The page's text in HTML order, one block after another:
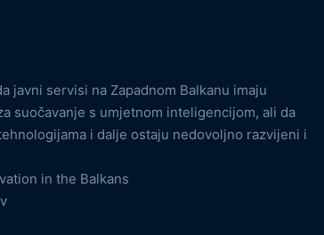
javni servisi na Zapadnom Balkanu imaju
suočavanje s umjetnom inteligencijom, ali da
i dalje ostaju nedovoljno razvijeni i
in the Balkans